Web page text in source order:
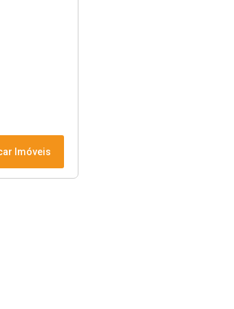
Imóveis